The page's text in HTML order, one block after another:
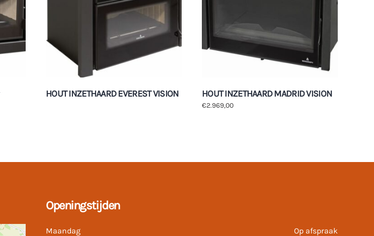
HOUT INZETHAARD EVEREST VISION HOUT INZETHAARD MADRID VISION
€2.969,00
Openingstijden
Maandag
Op afspraak